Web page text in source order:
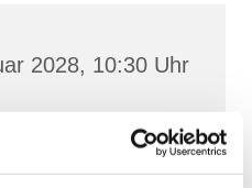
2028, 10:30 Uhr